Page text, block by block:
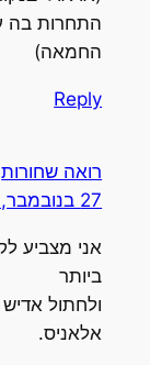
התחרות בה
החמאה)
Reply
רואה שחורות
27 בנובמבר, 2006
ביותר
אלאניס.